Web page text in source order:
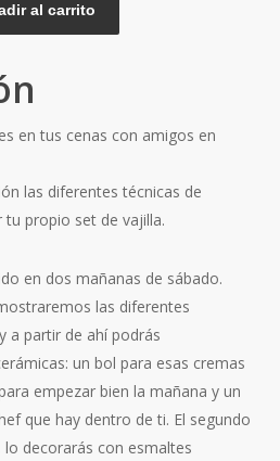
al carrito
en tus cenas con amigos en
las diferentes técnicas de
propio set de vajilla.
en dos mañanas de sábado.
las diferentes
a partir de ahí podrás
un bol para esas cremas
empezar bien la mañana y un
que hay dentro de ti. El segundo
decorarás con esmaltes